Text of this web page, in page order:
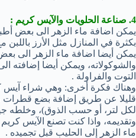
4. صناعة الحلويات والآيس كريم :
يمكن اضافة ماء الزهر الى بعض
بكثرة في المنازل مثل الأرز باللبن مع
يمكن أيضا اضافة ماء الزهر الى
والشوكولاته، ويمكن أيضا إضافته
التوت والفراولة .
وهناك فكرة أخرى: وهي شراء آيس
لكل لتر، أو حسب الذوق)، وخلطه
وتقديمه، واذا كنت تصنع الآيس
ماء الزهر إلى الحليب قبل تجميده .